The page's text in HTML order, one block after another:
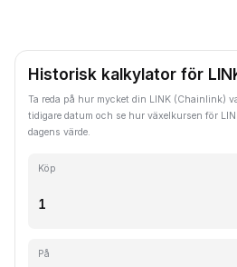
Historisk kalkylator för
Ta reda på hur mycket din LINK (Chainlink)
tidigare datum och se hur växelkursen för
dagens värde.
Köp
På